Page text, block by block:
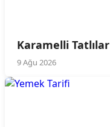
Karamelli Tatlılar
9 Ağu 2026